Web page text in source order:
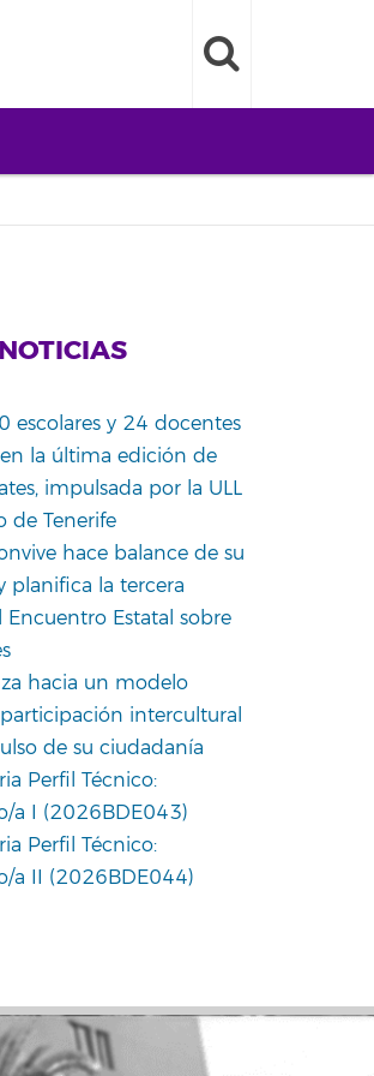
escolares y 24 docentes
la última edición de
impulsada por la ULL
de Tenerife
hace balance de su
planifica la tercera
Estatal sobre
hacia un modelo
intercultural
de su ciudadanía
Perfil Técnico:
a I (2026BDE043)
Perfil Técnico:
a II (2026BDE044)